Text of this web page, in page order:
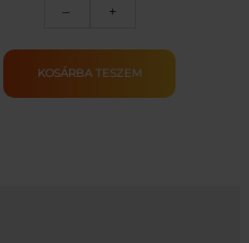
–
vonattal
(hang
+
KOSÁRBA TESZEM